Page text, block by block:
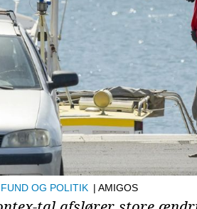
OG POLITIK | AMIGOS